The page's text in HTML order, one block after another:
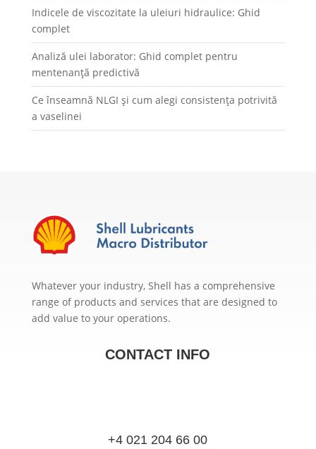
Indicele de viscozitate la uleiuri hidraulice: Ghid
complet
Analiză ulei laborator: Ghid complet pentru
mentenanță predictivă
Ce înseamnă NLGI și cum alegi consistența potrivită
a vaselinei
Whatever your industry, Shell has a comprehensive
range of products and services that are designed to
add value to your operations.
CONTACT INFO
+4 021 204 66 00